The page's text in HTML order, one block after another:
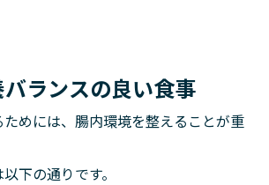
ランスの良い食事
めには、腸内環境を整えることが重
下の通りです。